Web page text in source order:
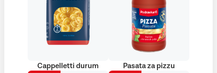
Cappelletti durum Pasata za pizzu